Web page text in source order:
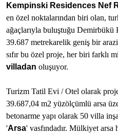
Kempinski Residences Nef
en özel noktalarından biri olan,
ağaçlarıyla buluştuğu Demirbükü
39.687 metrekarelik geniş bir
sıfır bu özel proje, her biri farklı
villadan oluşuyor.
Turizm Tatil Evi / Otel olarak
39.687,04 m2 yüzölçümlü arsa
betonarme yapı olarak 50 villa
'Arsa' vasfındadır. Mülkiyet arsa